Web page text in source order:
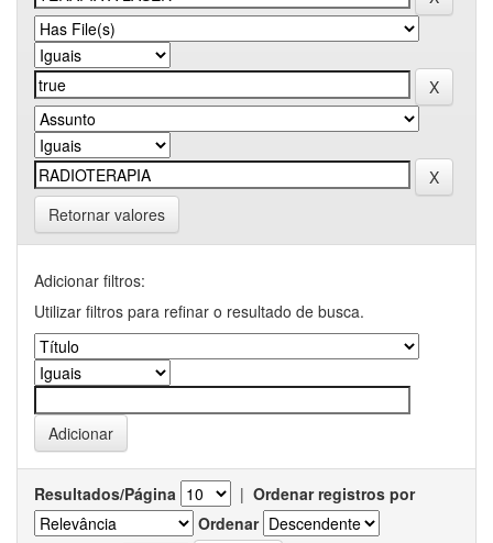
Retornar valores
Adicionar filtros:
Utilizar filtros para refinar o resultado de busca.
Resultados/Página | Ordenar registros por
Ordenar